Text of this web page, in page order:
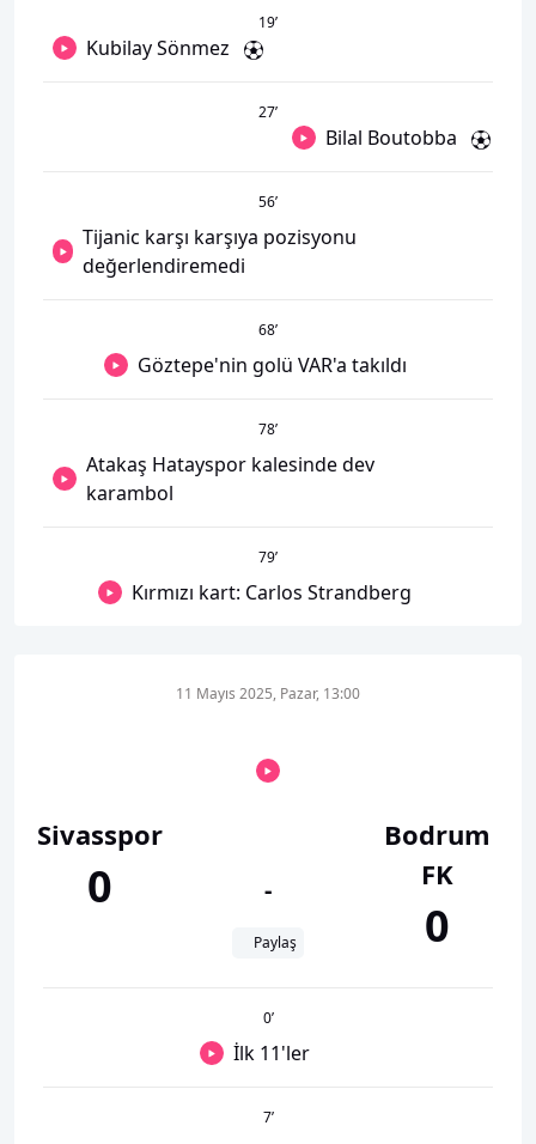
19’
Kubilay Sönmez
27’
Bilal Boutobba
56’
Tijanic karşı karşıya pozisyonu
değerlendiremedi
68’
Göztepe'nin golü VAR'a takıldı
78’
Atakaş Hatayspor kalesinde dev
karambol
79’
Kırmızı kart: Carlos Strandberg
Sivasspor
0
11 Mayıs 2025, Pazar, 13:00
-
Paylaş
Bodrum
FK
0
0’
İlk 11'ler
7’